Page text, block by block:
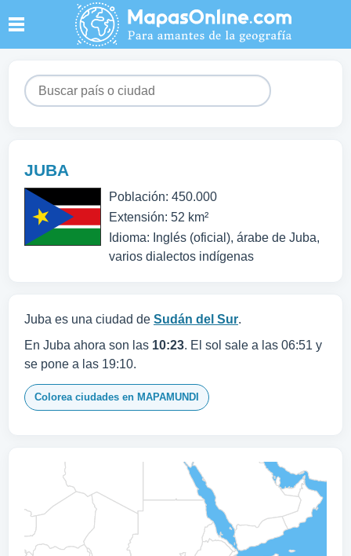
JUBA
Población: 450.000
Extensión: 52 km²
Idioma: Inglés (oficial), árabe de Juba,
varios dialectos indígenas
Juba es una ciudad de Sudán del Sur.
En Juba ahora son las 10:23. El sol sale a las 06:51 y
se pone a las 19:10.
Colorea ciudades en MAPAMUNDI